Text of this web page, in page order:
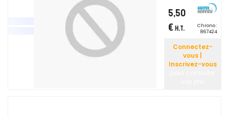
5,50
€ H.T.
Chrono :
867424
Connectez-
vous |
Inscrivez-vous